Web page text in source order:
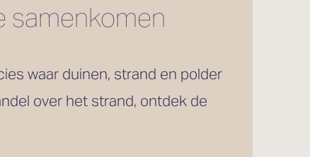
samenkomen
waar duinen, strand en polder
over het strand, ontdek de